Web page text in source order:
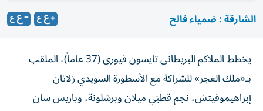
الشارقة : ضمياء فالح
يخطط الملاكم البريطاني تايسون فيوري (37 عاماً)، الملقب
بـ«ملك الغجر» للشراكة مع الأسطورة السويدي زلاتان
إبراهيموفيتش، نجم قطبَي ميلان وبرشلونة، وباريس سان